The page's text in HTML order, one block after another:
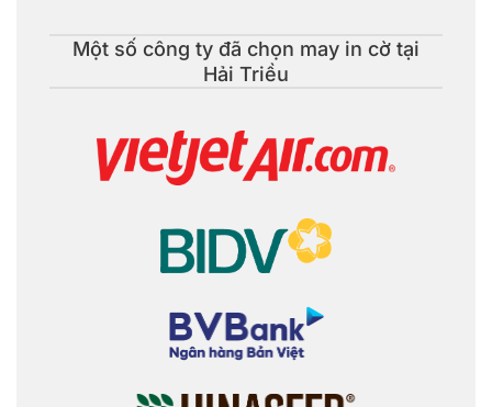
Một số công ty đã chọn may in cờ tại
Hải Triều